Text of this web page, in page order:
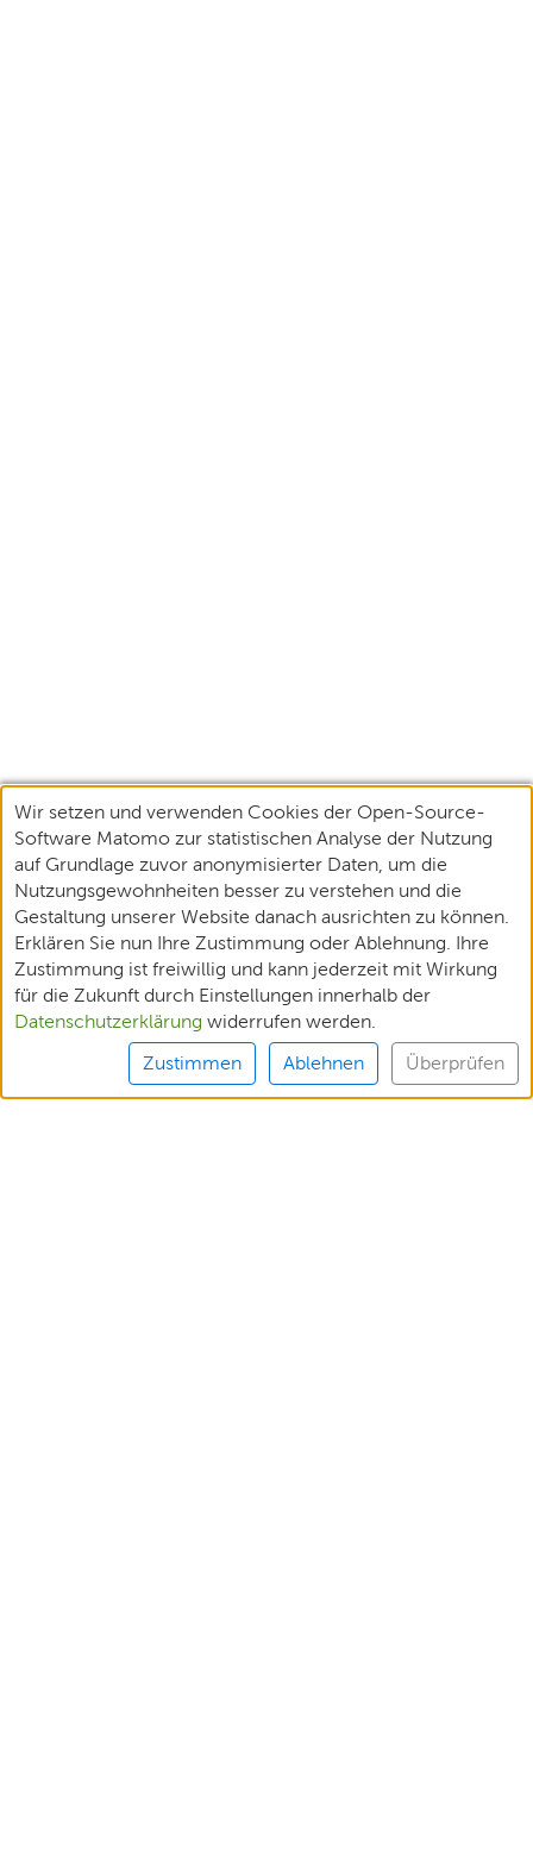
Wir setzen und verwenden Cookies der Open-Source-
Software Matomo zur statistischen Analyse der Nutzung
auf Grundlage zuvor anonymisierter Daten, um die
Nutzungsgewohnheiten besser zu verstehen und die
Gestaltung unserer Website danach ausrichten zu können.
Erklären Sie nun Ihre Zustimmung oder Ablehnung. Ihre
Zustimmung ist freiwillig und kann jederzeit mit Wirkung
für die Zukunft durch Einstellungen innerhalb der
Datenschutzerklärung widerrufen werden.
Zustimmen Ablehnen Überprüfen